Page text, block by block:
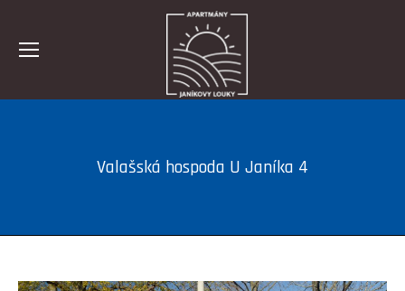
Valašská hospoda U Janíka 4